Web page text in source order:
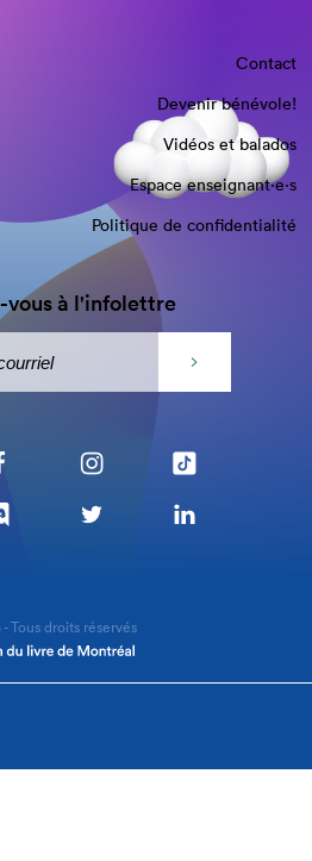
Contact
Devenir bénévole!
Vidéos et balados
Espace enseignant·e⋅s
Politique de confidentialité
vous à l'infolettre
Tous droits réservés